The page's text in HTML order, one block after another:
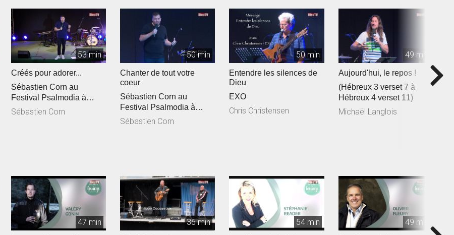
53 min
Créés pour adorer...
Sébastien Corn au
Festival Psalmodia à
Gagnières
Sébastien Corn
50 min
Chanter de tout votre
coeur
Sébastien Corn au
Festival Psalmodia à
Gagnières
Sébastien Corn
50 min
Entendre les silences de
Dieu
EXO
Chris Christensen
49 min
Aujourd'hui, le repos !
(Hébreux 3 verset 7 à
Hébreux 4 verset 11)
Michaël Langlois
47 min 36 min 54 min 49 min